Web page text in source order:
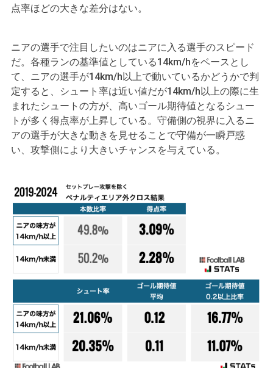
点率ほどの大きな差分はない。
ニアの選手で注目したいのはニアに入る選手のスピード
だ。各種ランの基準値としている14km/hをベースとし
て、ニアの選手が14km/h以上で動いているかどうかで判
定すると、シュート率は近い値だが14km/h以上の際に生
まれたシュートの方が、高いゴール期待値となるシュー
トが多く得点率が上昇している。守備側の視界に入るニ
アの選手が大きな動きを見せることで守備が一瞬戸惑
い、攻撃側により大きいチャンスを与えている。